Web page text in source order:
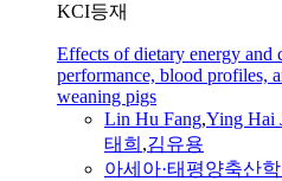
KCI등재
Effects of dietary energy and
performance, blood profiles,
weaning pigs
Lin Hu Fang,Ying Hai
태희 ,김유용
아세아·태평양축산학